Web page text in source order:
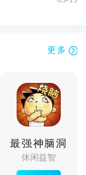
更多
最强神脑洞
休闲益智